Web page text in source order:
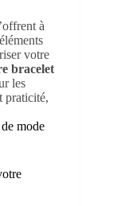
à
votre
bracelet
les
praticité,
mode